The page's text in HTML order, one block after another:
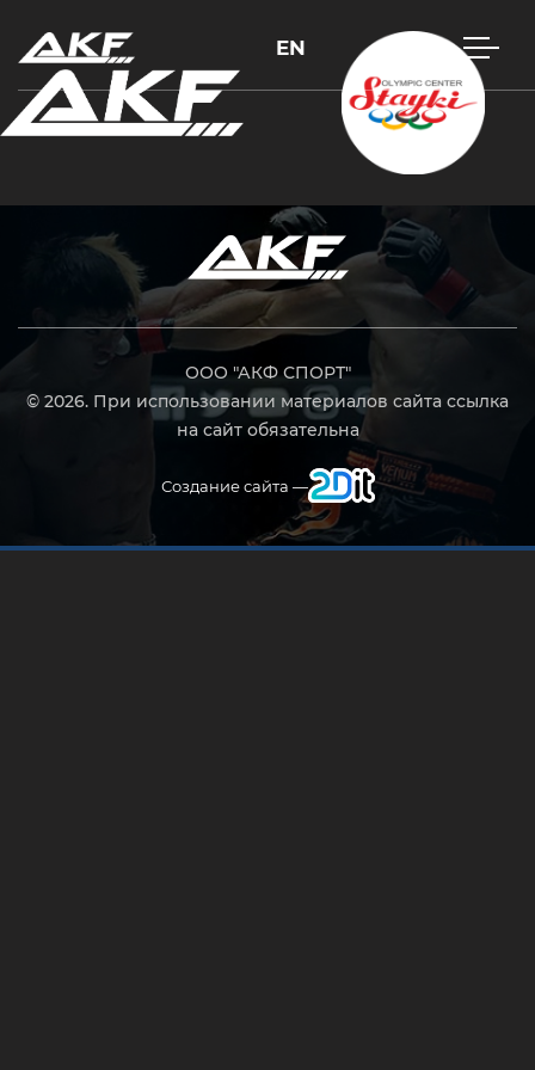
EN
ООО "АКФ СПОРТ"
© 2026. При использовании материалов сайта ссылка
на сайт обязательна
Создание сайта —
Нажмите Enter для поиска или Esc, чтобы закрыть